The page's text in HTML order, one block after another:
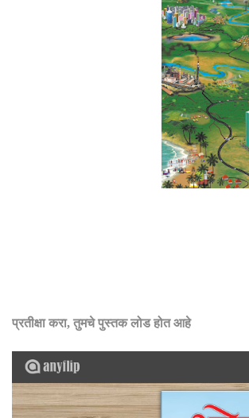
प्रतीक्षा करा, तुमचे पुस्तक लोड होत आहे